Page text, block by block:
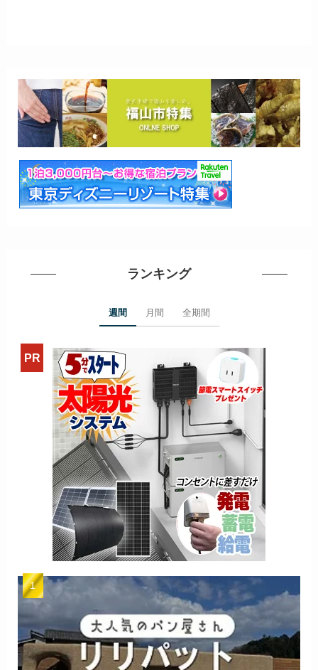
ランキング
週間 月間 全期間